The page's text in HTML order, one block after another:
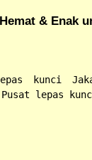
& Enak
kunci
Pusat lepas